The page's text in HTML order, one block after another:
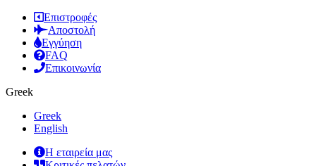
Επιστροφές
Αποστολή
Εγγύηση
FAQ
Επικοινωνία
Greek
Greek
English
Η εταιρεία μας